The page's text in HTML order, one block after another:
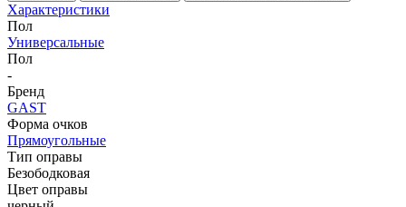
Характеристики
Пол
Универсальные
Пол
-
Бренд
GAST
Форма очков
Прямоугольные
Тип оправы
Безободковая
Цвет оправы